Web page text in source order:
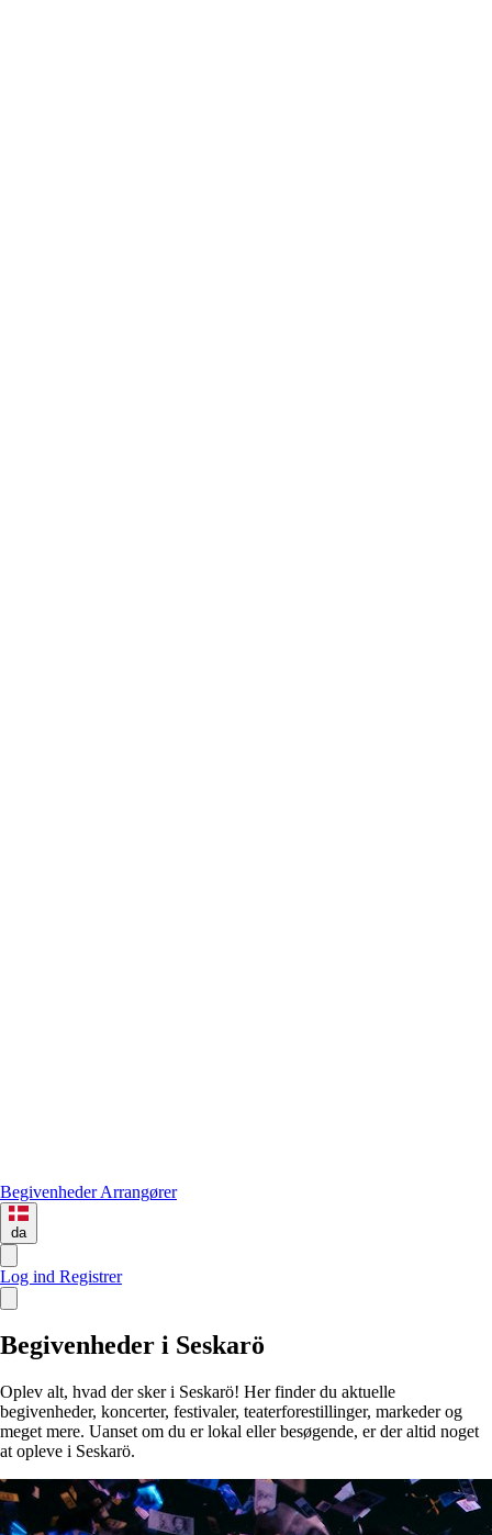
BegivenhederArrangører
da
Log ind Registrer
Begivenheder i Seskarö
Oplev alt, hvad der sker i Seskarö! Her finder du aktuelle
begivenheder, koncerter, festivaler, teaterforestillinger, markeder og
meget mere. Uanset om du er lokal eller besøgende, er der altid noget
at opleve i Seskarö.